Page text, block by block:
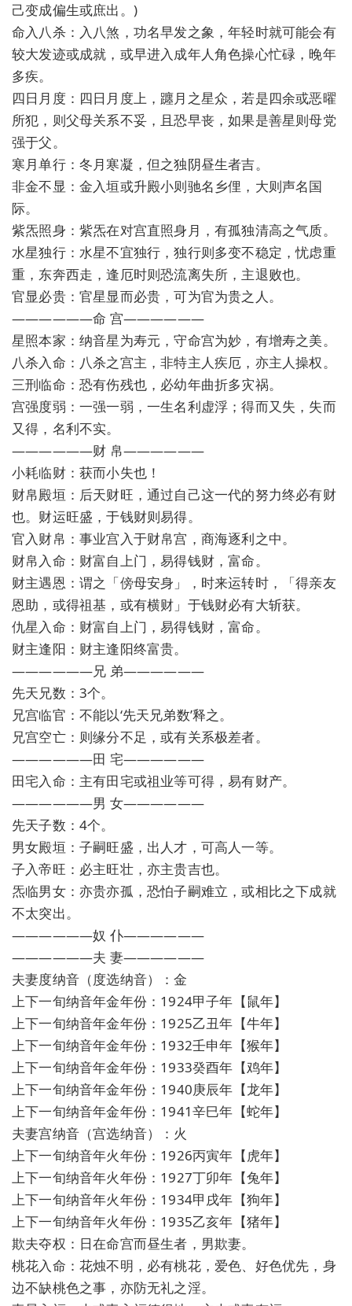
己变成偏生或庶出。)
命入八杀：入八煞，功名早发之象，年轻时就可能会有
较大发迹或成就，或早进入成年人角色操心忙碌，晚年
多疾。
四日月度：四日月度上，躔月之星众，若是四余或恶曜
所犯，则父母关系不妥，且恐早丧，如果是善星则母党
强于父。
寒月单行：冬月寒凝，但之独阴昼生者吉。
非金不显：金入垣或升殿小则驰名乡俚，大则声名国
际。
紫炁照身：紫炁在对宫直照身月，有孤独清高之气质。
水星独行：水星不宜独行，独行则多变不稳定，忧虑重
重，东奔西走，逢厄时则恐流离失所，主退败也。
官显必贵：官星显而必贵，可为官为贵之人。
——————命 宫——————
星照本家：纳音星为寿元，守命宫为妙，有增寿之美。
八杀入命：八杀之宫主，非特主人疾厄，亦主人操权。
三刑临命：恐有伤残也，必幼年曲折多灾祸。
宫强度弱：一强一弱，一生名利虚浮；得而又失，失而
又得，名利不实。
——————财 帛——————
小耗临财：获而小失也！
财帛殿垣：后天财旺，通过自己这一代的努力终必有财
也。财运旺盛，于钱财则易得。
官入财帛：事业宫入于财帛宫，商海逐利之中。
财帛入命：财富自上门，易得钱财，富命。
财主遇恩：谓之「傍母安身」，时来运转时，「得亲友
恩助，或得祖基，或有横财」于钱财必有大斩获。
仇星入命：财富自上门，易得钱财，富命。
财主逢阳：财主逢阳终富贵。
——————兄 弟——————
先天兄数：3个。
兄宫临官：不能以‘先天兄弟数’释之。
兄宫空亡：则缘分不足，或有关系极差者。
——————田 宅——————
田宅入命：主有田宅或祖业等可得，易有财产。
——————男 女——————
先天子数：4个。
男女殿垣：子嗣旺盛，出人才，可高人一等。
子入帝旺：必主旺壮，亦主贵吉也。
炁临男女：亦贵亦孤，恐怕子嗣难立，或相比之下成就
不太突出。
——————奴 仆——————
——————夫 妻——————
夫妻度纳音（度选纳音）：金
上下一旬纳音年金年份：1924甲子年【鼠年】
上下一旬纳音年金年份：1925乙丑年【牛年】
上下一旬纳音年金年份：1932壬申年【猴年】
上下一旬纳音年金年份：1933癸酉年【鸡年】
上下一旬纳音年金年份：1940庚辰年【龙年】
上下一旬纳音年金年份：1941辛巳年【蛇年】
夫妻宫纳音（宫选纳音）：火
上下一旬纳音年火年份：1926丙寅年【虎年】
上下一旬纳音年火年份：1927丁卯年【兔年】
上下一旬纳音年火年份：1934甲戌年【狗年】
上下一旬纳音年火年份：1935乙亥年【猪年】
欺夫夺权：日在命宫而昼生者，男欺妻。
桃花入命：花烛不明，必有桃花，爱色、好色优先，身
边不缺桃色之事，亦防无礼之淫。